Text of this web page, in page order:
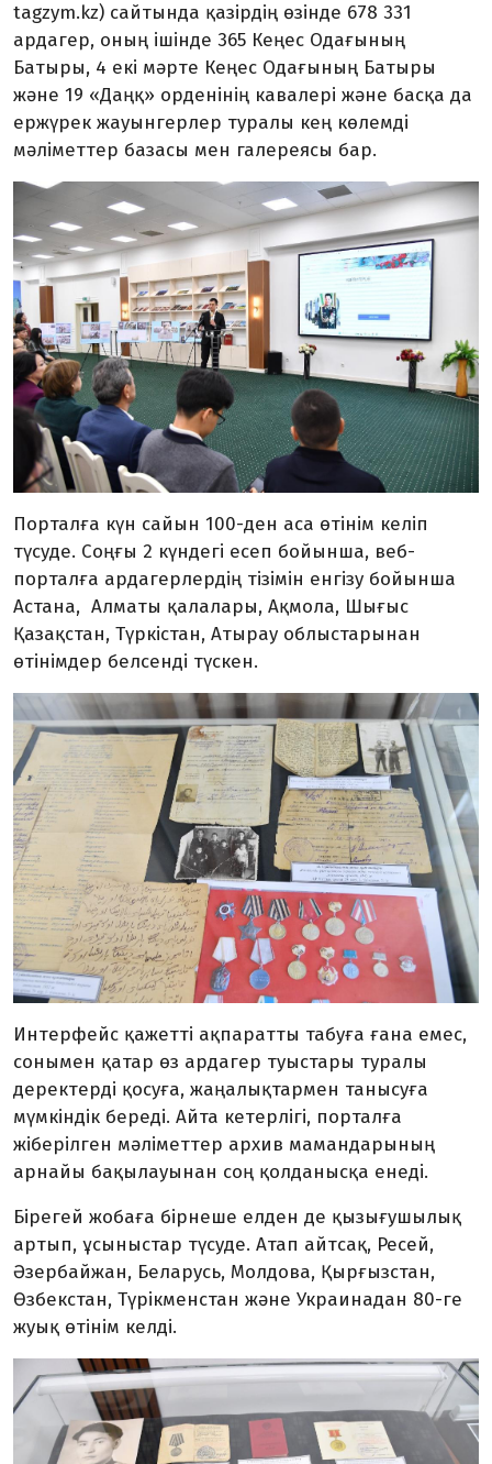
tagzym.kz) сайтында қазірдің өзінде 678 331
ардагер, оның ішінде 365 Кеңес Одағының
Батыры, 4 екі мәрте Кеңес Одағының Батыры
және 19 «Даңқ» орденінің кавалері және басқа да
ержүрек жауынгерлер туралы кең көлемді
мәліметтер базасы мен галереясы бар.
Порталға күн сайын 100-ден аса өтінім келіп
түсуде. Соңғы 2 күндегі есеп бойынша, веб-
порталға ардагерлердің тізімін енгізу бойынша
Астана, Алматы қалалары, Ақмола, Шығыс
Қазақстан, Түркістан, Атырау облыстарынан
өтінімдер белсенді түскен.
Интерфейс қажетті ақпаратты табуға ғана емес,
сонымен қатар өз ардагер туыстары туралы
деректерді қосуға, жаңалықтармен танысуға
мүмкіндік береді. Айта кетерлігі, порталға
жіберілген мәліметтер архив мамандарының
арнайы бақылауынан соң қолданысқа енеді.
Бірегей жобаға бірнеше елден де қызығушылық
артып, ұсыныстар түсуде. Атап айтсақ, Ресей,
Әзербайжан, Беларусь, Молдова, Қырғызстан,
Өзбекстан, Түрікменстан және Украинадан 80-ге
жуық өтінім келді.